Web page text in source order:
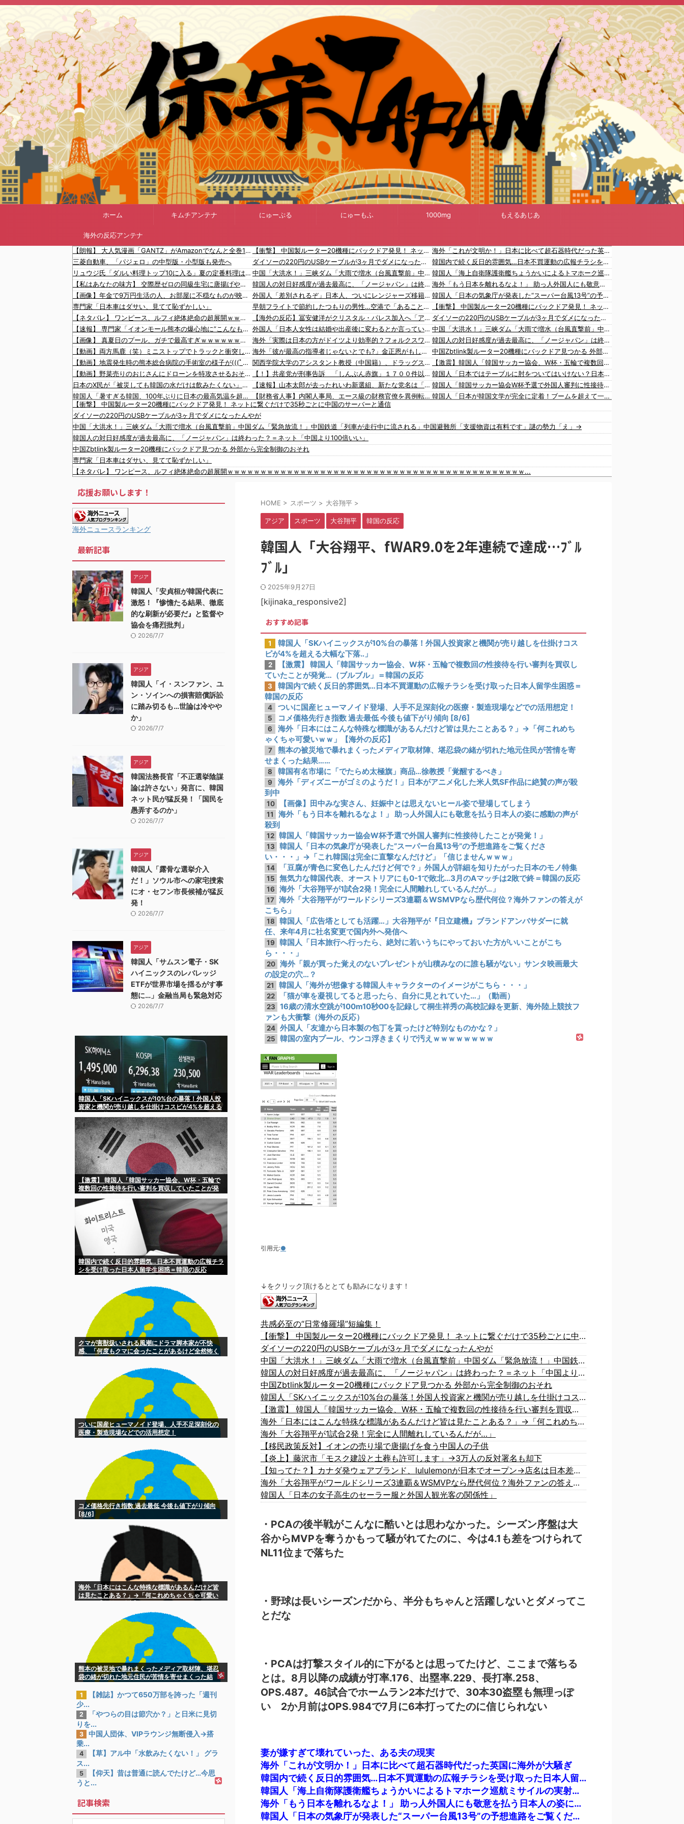
ホーム キムチアンテナ にゅーぷる にゅーもふ 1000mg もえるあじあ
海外の反応アンテナ
【朗報】 大人気漫画「GANTZ」がAmazonでなんと全巻100円ｗｗｗｗｗｗ
三菱自動車、「パジェロ」の中型版・小型版も発売へ
リュウジ氏「ダルい料理トップ10に入る」夏の定番料理は冷やし中華 「あり得ないほどダルい」
【私はあなたの味方】 交際歴ゼロの同級生宅に唐揚げや文庫本を20回以上届けた24歳女を逮捕
【画像】年金で9万円生活の人、お部屋に不穏なものが映ってしまう⇒！！
専門家「日本車はダサい、見てて恥ずかしい」
【ネタバレ】 ワンピース、ルフィ絶体絶命の超展開ｗｗｗｗｗｗｗｗｗｗｗｗｗｗｗｗｗｗｗｗｗｗｗｗｗｗｗｗｗｗｗｗｗｗｗｗｗｗｗｗｗｗｗｗｗ...
【速報】 専門家「イオンモール熊本の爆心地に”こんなもの”があったんだけど…」
【画像】 真夏日のプール、ガチで最高すぎｗｗｗｗｗｗｗｗｗｗ
【動画】両方馬鹿（笑）ミニストップでトラックと衝突したドラレコが（ノ∇`）
【動画】地震発生時の熊本総合病院の手術室の様子が(((ﾟДﾟ)))
【動画】野菜売りのおじさんにドローンを特攻させるおそロシア。
日本のX民が「被災しても韓国の水だけは飲みたくない」と投稿したのが韓国にバレてしまうw
韓国人「暑すぎる韓国、100年ぶりに日本の最高気温を超えた」「大変なことだ」
韓国人「株でお金を失ったのはイ・ジェミョンのせいだ！」として支持率が右肩下がりに……まあ、本当にその側面があるので救えないんですが
韓国人「日本ではビールジョッキをほとんど洗わずに、次の客に出すんだ！ これが証拠の映像だ!!」……あー、なるほどですねー。韓国には「アレ」がないんだ？
【移民政策反対】イオンの売り場で唐揚げを食う中国人の子供
【炎上】藤沢市「モスク建設と土葬も許可します」→3万人の反対署名も却下
【知ってた？】カナダ発ウェアブランド、lululemonが日本でオープン→店名は日本差別からできた？
91歳女性の遺体を遺棄したベトナム国籍の男が逮捕されました #移民 #外国人
【衝撃】 中国製ルーター20機種にバックドア発見！ ネットに繋ぐだけで35秒ごとに中国のサーバーと通信
ダイソーの220円のUSBケーブルが3ヶ月でダメになったんやが
中国「大洪水！」三峡ダム「大雨で増水（台風直撃前」中国ダム「緊急放流！」中国鉄道「列車が走行中に流される」中国避難所「支援物資は有料です」謎の勢力「え」→
韓国人の対日好感度が過去最高に、「ノージャパン」は終わった？＝ネット「中国より100倍いい」
外国人「差別されるぞ」日本人、ついにレンジャーズ移籍！横田大祐が完全移籍へ！クラブ間合意報道で現地セルティックサポが警鐘！【海外の反応】
早朝フライトで節約したつもりの男性…空港で「あること」に気づいてしまう
【海外の反応】冨安健洋がクリスタル・パレス加入へ「アーセナルサポの好きなクラブで良かった」
外国人「日本人女性は結婚や出産後に変わるとか言っているやつwww」
海外「実際は日本の方がドイツより効率的？フォルクスワーゲンはトヨタより60%多くの労働者を必要としている」
海外「彼が最高の指導者じゃないとでも?」金正恩がもし偉大な指導者だったらを妄想する仮想歴史スレの分析【海外の反応】
関西学院大学のアシスタント教授（中国籍）、ドラッグストアで現行犯逮捕 万引き容疑
【！】共産党が刑事告訴 「しんぶん赤旗」１７００件以上の虚偽購読申し込み 「厳重な処罰を求める」
【速報】山本太郎が去ったれいわ新選組、新たな党名は「いのちの党」 略称「いのち」
【財務省人事】内閣人事局、エース級の財務官僚を異例転出 官邸幹部「協力的でなかった」※岸田首相（当時）の秘書官などを歴任 、岸田首相の後輩
「猫が車を凝視してると思ったら、自分に見とれていた…」（動画）
海外「これが文明か！」日本に比べて超石器時代だった英国に海外が大騒ぎ
韓国内で続く反日的雰囲気…日本不買運動の広報チラシを受け取った日本人留学生困惑＝韓国の反応
韓国人「海上自衛隊護衛艦ちょうかいによるトマホーク巡航ミサイルの実射試験に韓国人が衝撃！」→「着々と進む最新鋭の防衛装備‥」
海外「もう日本を離れるなよ！」 助っ人外国人にも敬意を払う日本人の姿に感動の声が〇到
韓国人「日本の気象庁が発表した“スーパー台風13号”の予想進路をご覧ください・・・」→「これ韓国は完全に直撃なんだけど」「信じませんｗｗｗ」
【衝撃】 中国製ルーター20機種にバックドア発見！ ネットに繋ぐだけで35秒ごとに中国のサーバーと通信
ダイソーの220円のUSBケーブルが3ヶ月でダメになったんやが
中国「大洪水！」三峡ダム「大雨で増水（台風直撃前」中国ダム「緊急放流！」中国鉄道「列車が走行中に流される」中国避難所「支援物資は有料です」謎の勢力「え」→
韓国人の対日好感度が過去最高に、「ノージャパン」は終わった？＝ネット「中国より100倍いい」
中国Zbtlink製ルーター20機種にバックドア見つかる 外部から完全制御のおそれ
【激震】韓国人「韓国サッカー協会、W杯・五輪で複数回の性接待を行い審判を買収していたことが発覚…（ﾌﾞﾙﾌﾞﾙ」＝韓国の反応
韓国人「日本ではテーブルに肘をついてはいけない？日本の食事マナーが想像以上に厳格すぎて韓国人が衝撃！」→「これが日本の食事マナーか？‥」
韓国人「韓国サッカー協会W杯予選で外国人審判に性接待したことが発覚！」
韓国人「日本が韓国文学が完全に定着！ブームを超えて一つのジャンルとして日本人全員に愛されてる模様…（ﾌﾞﾙﾌﾞﾙ」＝韓国の反応
【衝撃】 中国製ルーター20機種にバックドア発見！ ネットに繋ぐだけで35秒ごとに中国のサーバーと通信
ダイソーの220円のUSBケーブルが3ヶ月でダメになったんやが
中国「大洪水！」三峡ダム「大雨で増水（台風直撃前」中国ダム「緊急放流！」中国鉄道「列車が走行中に流される」中国避難所「支援物資は有料です」謎の勢力「え」→
韓国人の対日好感度が過去最高に、「ノージャパン」は終わった？＝ネット「中国より100倍いい」
中国Zbtlink製ルーター20機種にバックドア見つかる 外部から完全制御のおそれ
専門家「日本車はダサい、見てて恥ずかしい」
【ネタバレ】 ワンピース、ルフィ絶体絶命の超展開ｗｗｗｗｗｗｗｗｗｗｗｗｗｗｗｗｗｗｗｗｗｗｗｗｗｗｗｗｗｗｗｗｗｗｗｗｗｗｗｗｗｗｗｗｗ...
【画像】 真夏日のプール、ガチで最高すぎｗｗｗｗｗｗｗｗｗｗ
内田梨瑚受刑者「社会に戻りたいです」
【激震】韓国人「韓国サッカー協会、W杯・五輪で複数回の性接待を行い審判を買収していたことが発覚…（ﾌﾞﾙﾌﾞﾙ」＝韓国の反応
【雑誌】かつて650万部を誇った「週刊少年ジャンプ」、発行部数が初の100万部割れ ピーク時の４分の１にまで減少
「やつらの目は節穴か？」と日米に見切りをつけた欧州投資家の選択に衝撃を受ける人が続出、日英米の資産を処分して代わりに選んだのは……
中国人団体、VIPラウンジ無断侵入→搭乗拒否→空港警備員の”つり目ポーズ”で国際問題にｗｗｗ
韓国人「日本ではテーブルに肘をついてはいけない？日本の食事マナーが想像以上に厳格すぎて韓国人が衝撃！」→「これが日本の食事マナーか？‥」
韓国人「韓国サッカー協会W杯予選で外国人審判に性接待したことが発覚！」
韓国人「日本が韓国文学が完全に定着！ブームを超えて一つのジャンルとして日本人全員に愛されてる模様…（ﾌﾞﾙﾌﾞﾙ」＝韓国の反応
韓国人「韓国が韓国株式の暴落で失ったとんでもない規模の国民年金の金額がこちら…」→「韓国の未来が…（ﾌﾞﾙﾌﾞﾙ」＝韓国の反応
HOME > スポーツ > 大谷翔平 >
アジア スポーツ 大谷翔平 韓国の反応
韓国人「大谷翔平、fWAR9.0を2年連続で達成…ﾌﾞﾙ
ﾌﾞﾙ」
2025年9月27日
[kijinaka_responsive2]
おすすめ記事
1
韓国人「SKハイニックスが10%台の暴落！外国人投資家と機関が売り越しを仕掛けコス
ピが4%を超える大幅な下落‥」
2
【激震】 韓国人「韓国サッカー協会、W杯・五輪で複数回の性接待を行い審判を買収し
ていたことが発覚…（ブルブル」＝韓国の反応
3
韓国内で続く反日的雰囲気…日本不買運動の広報チラシを受け取った日本人留学生困惑＝
韓国の反応
4 ついに国産ヒューマノイド登場、人手不足深刻化の医療・製造現場などでの活用想定！
5 コメ価格先行き指数 過去最低 今後も値下がり傾向 [8/6]
6
海外「日本にはこんな特殊な標識があるんだけど皆は見たことある？」→「何これめち
ゃくちゃ可愛いｗｗ」【海外の反応】
7
熊本の被災地で暴れまくったメディア取材陣、堪忍袋の緒が切れた地元住民が苦情を寄
せまくった結果……
8 韓国有名市場に「でたらめ太極旗」商品…徐教授「覚醒するべき」
9
海外「ディズニーがゴミのようだ！」日本がアニメ化した米人気SF作品に絶賛の声が殺
到中
10 【画像】田中みな実さん、妊娠中とは思えないヒール姿で登場してしまう
11
海外「もう日本を離れるなよ！」 助っ人外国人にも敬意を払う日本人の姿に感動の声が
殺到
12 韓国人「韓国サッカー協会W杯予選で外国人審判に性接待したことが発覚！」
13
韓国人「日本の気象庁が発表した“スーパー台風13号”の予想進路をご覧くださ
い・・・」→「これ韓国は完全に直撃なんだけど」「信じませんｗｗｗ」
14 「豆腐が青色に変色したんだけど何で？」外国人が詳細を知りたがった日本のモノ特集
15 無気力な韓国代表、オーストリアにも0-1で敗北…3月のAマッチは2敗で終＝韓国の反応
16 海外「大谷翔平が1試合2発！完全に人間離れしているんだが…」
17 海外「大谷翔平がワールドシリーズ3連覇＆WSMVPなら歴代何位？海外ファンの答えが
こちら」
18
韓国人「広告塔としても活躍…」大谷翔平が『日立建機』ブランドアンバサダーに就
任、来年4月に社名変更で国内外へ発信へ
19
韓国人「日本旅行へ行ったら、絶対に若いうちにやっておいた方がいいことがこち
ら・・・」
20 海外「親が買った覚えのないプレゼントが山積みなのに誰も騒がない」サンタ映画最大
の設定の穴…？
21 韓国人「海外が想像する韓国人キャラクターのイメージがこちら・・・」
22 「猫が車を凝視してると思ったら、自分に見とれていた…」（動画）
23
16歳の清水空跳が100m10秒00を記録して桐生祥秀の高校記録を更新、海外陸上競技フ
ァンも大衝撃（海外の反応）
24 外国人「友達から日本製の包丁を貰ったけど特別なものかな？」
25 韓国の室内プール、ウンコ浮きまくりで汚えｗｗｗｗｗｗｗｗ
引用元:●
↓をクリック頂けるととても励みになります！
共感必至の“日常修羅場”短編集！
【衝撃】 中国製ルーター20機種にバックドア発見！ ネットに繋ぐだけで35秒ごとに中国のサーバーと通信
ダイソーの220円のUSBケーブルが3ヶ月でダメになったんやが
中国「大洪水！」三峡ダム「大雨で増水（台風直撃前」中国ダム「緊急放流！」中国鉄道「列車が走行中に流される」中国避難所「支援物資は有料です」謎の勢力「え」→
韓国人の対日好感度が過去最高に、「ノージャパン」は終わった？＝ネット「中国より100倍いい」
中国Zbtlink製ルーター20機種にバックドア見つかる 外部から完全制御のおそれ
韓国人「SKハイニックスが10%台の暴落！外国人投資家と機関が売り越しを仕掛けコスピが4%を超える大幅な下落‥」
【激震】 韓国人「韓国サッカー協会、W杯・五輪で複数回の性接待を行い審判を買収していたことが発覚…（ブルブル」＝韓国の反応
海外「日本にはこんな特殊な標識があるんだけど皆は見たことある？」→「何これめちゃくちゃ可愛いｗｗ」【海外の反応】
海外「大谷翔平が1試合2発！完全に人間離れしているんだが…」
【移民政策反対】イオンの売り場で唐揚げを食う中国人の子供
【炎上】藤沢市「モスク建設と土葬も許可します」→3万人の反対署名も却下
【知ってた？】カナダ発ウェアブランド、lululemonが日本でオープン→店名は日本差別からできた？
海外「大谷翔平がワールドシリーズ3連覇＆WSMVPなら歴代何位？海外ファンの答えがこちら」
韓国人「日本の女子高生のセーラー服と外国人観光客の関係性」
・PCAの後半戦がこんなに酷いとは思わなかった。シーズン序盤は大
谷からMVPを奪うかもって騒がれてたのに、今は4.1も差をつけられて
NL11位まで落ちた
・野球は長いシーズンだから、半分もちゃんと活躍しないとダメってこ
とだな
・PCAは打撃スタイル的に下がるとは思ってたけど、ここまで落ちる
とは。8月以降の成績が打率.176、出塁率.229、長打率.258、
OPS.487。46試合でホームラン2本だけで、30本30盗塁も無理っぽ
い 2か月前はOPS.984で7月に6本打ってたのに信じられない
妻が嫌すぎて壊れていった、ある夫の現実
海外「これが文明か！」日本に比べて超石器時代だった英国に海外が大騒ぎ
韓国内で続く反日的雰囲気…日本不買運動の広報チラシを受け取った日本人留学生困惑＝韓国の反応
韓国人「海上自衛隊護衛艦ちょうかいによるトマホーク巡航ミサイルの実射試験に韓国人が衝撃！」→「着々と進む最新鋭の防衛装備‥」
海外「もう日本を離れるなよ！」 助っ人外国人にも敬意を払う日本人の姿に感動の声が殺到
韓国人「日本の気象庁が発表した“スーパー台風13号”の予想進路をご覧ください・・・」→「これ韓国は完全に直撃なんだけど」「信じませんｗｗｗ」
応援お願いします！
海外ニュースランキング
最新記事
アジア
韓国人「安貞桓が韓国代表に
激怒！『惨憺たる結果、徹底
的な刷新が必要だ』と監督や
協会を痛烈批判」
2026/7/7
アジア
韓国人「イ・スンファン、ユ
ン・ソインへの損害賠償訴訟
に踏み切るも…世論は冷やや
か」
2026/7/7
アジア
韓国法務長官「不正選挙陰謀
論は許さない」発言に、韓国
ネット民が猛反発！「国民を
愚弄するのか」
2026/7/7
アジア
韓国人「露骨な選挙介入
だ！」ソウル市への家宅捜索
にオ・セフン市長候補が猛反
発！
2026/7/7
アジア
韓国人「サムスン電子・SK
ハイニックスのレバレッジ
ETFが世界市場を揺るがす事
態に…」金融当局も緊急対応
2026/7/7
韓国人「SKハイニックスが10%台の暴落！外国人投
資家と機関が売り越しを仕掛けコスピが4%を超える
【激震】 韓国人「韓国サッカー協会、W杯・五輪で
複数回の性接待を行い審判を買収していたことが発
韓国内で続く反日的雰囲気…日本不買運動の広報チラ
シを受け取った日本人留学生困惑＝韓国の反応
クマが害獣扱いされる風潮にドラマ脚本家が不快
感、「何度もクマに会ったことがあるけど全然怖く
ついに国産ヒューマノイド登場、人手不足深刻化の
医療・製造現場などでの活用想定！
コメ価格先行き指数 過去最低 今後も値下がり傾向
[8/6]
海外「日本にはこんな特殊な標識があるんだけど皆
は見たことある？」→「何これめちゃくちゃ可愛い
熊本の被災地で暴れまくったメディア取材陣、堪忍
袋の緒が切れた地元住民が苦情を寄せまくった結
1
【雑誌】かつて650万部を誇った「週刊
少...
2
「やつらの目は節穴か？」と日米に見切
りを...
3
中国人団体、VIPラウンジ無断侵入→搭
乗...
4
【草】アル中「水飲みたくない！」 グラ
ス...
5
【仰天】昔は普通に読んでたけど…今思
うと...
記事検索